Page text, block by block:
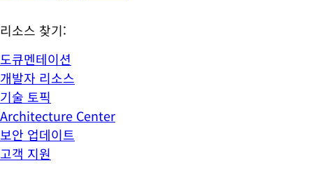
리소스 찾기:
도큐멘테이션
개발자 리소스
기술 토픽
Architecture Center
보안 업데이트
고객 지원